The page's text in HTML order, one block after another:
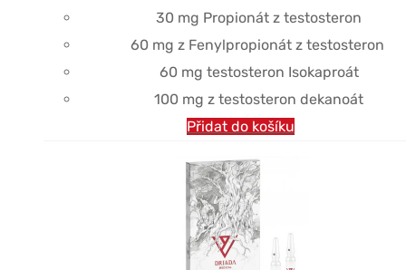
30 mg Propionát z testosteron
60 mg z Fenylpropionátz testosteron
60 mg testosteron Isokaproát
100 mg z testosteron dekanoát
Přidat do košíku